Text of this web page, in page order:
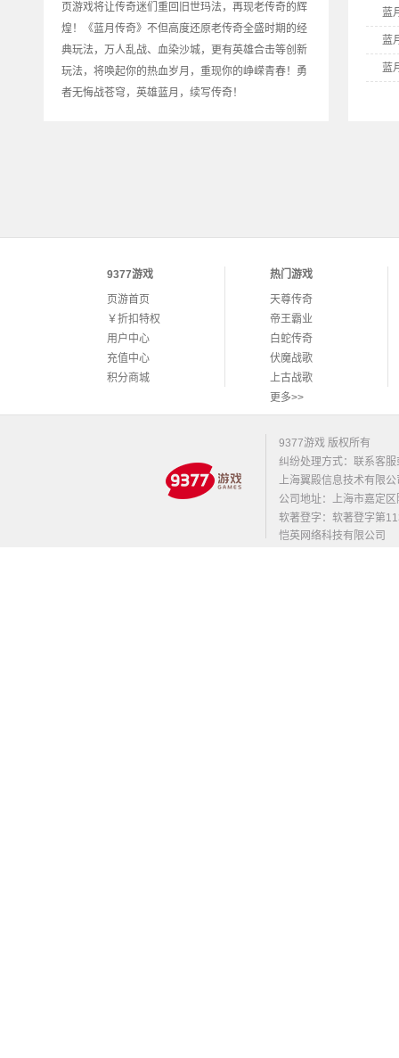
蓝
蓝
蓝
页游戏将让传奇迷们重回旧世玛法，再现老传奇的辉
煌！《蓝月传奇》不但高度还原老传奇全盛时期的经
典玩法，万人乱战、血染沙城，更有英雄合击等创新
玩法，将唤起你的热血岁月，重现你的峥嵘青春！勇
者无悔战苍穹，英雄蓝月，续写传奇！
9377游戏
页游首页
￥折扣特权
用户中心
充值中心
积分商城
热门游戏
天尊传奇
帝王霸业
白蛇传奇
伏魔战歌
上古战歌
更多>>
9377游戏 版权所有
纠纷处理方式：联系客服
上海翼殿信息技术有限
公司地址：上海市嘉定
软著登字：软著登字第
恺英网络科技有限公司